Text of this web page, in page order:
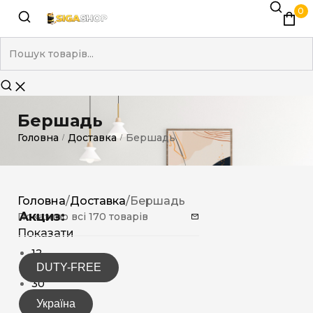
0
Бершадь
Головна / Доставка / Бершадь
Акциз:
DUTY-FREE
Україна
Головна/Доставка/Бершадь
Показано всі 170 товарів
Показати
12
15
30